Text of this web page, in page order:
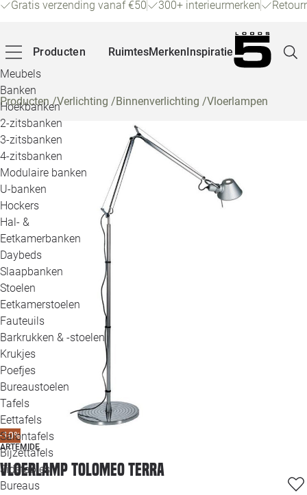
Gratis verzending vanaf €50 300+ interieurmerken
Producten
Meubels
Banken
Hoekbanken
2-zitsbanken
3-zitsbanken
4-zitsbanken
Modulaire banken
U-banken
Hockers
Hal- &
Eetkamerbanken
Daybeds
Slaapbanken
Stoelen
Eetkamerstoelen
Fauteuils
Barkrukken & -stoelen
Krukjes
Poefjes
Bureaustoelen
Tafels
Eettafels
Salontafels
Bijzettafels
Sidetables
Bureaus
RuimtesMerkenInspiratie
Producten/Verlichting /Binnenverlichting /Vloerlampen
-10%
ARTEMIDE
Vloerlamp Tolomeo Terra